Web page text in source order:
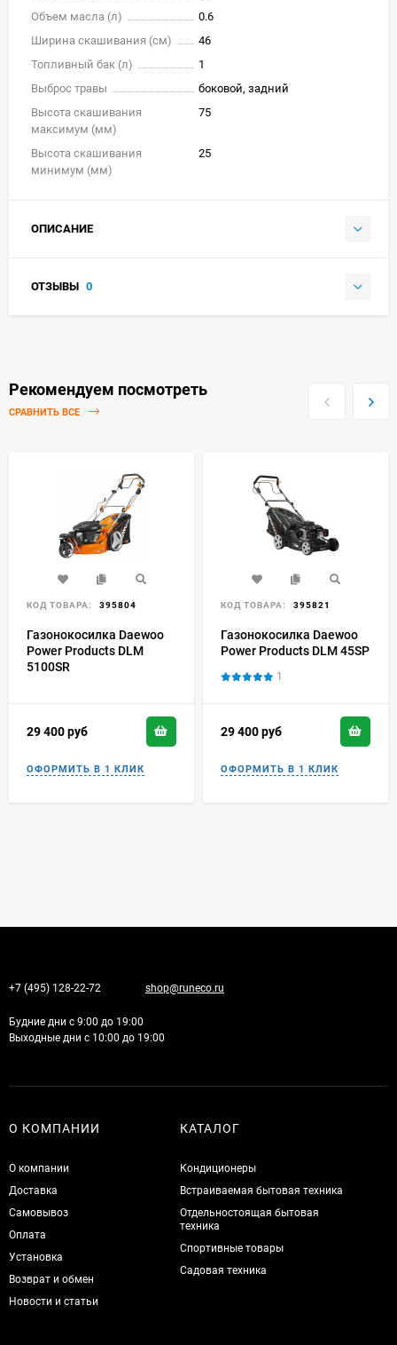
Объем масла (л)
0.6
Ширина скашивания (см)
46
Топливный бак (л)
1
Выброс травы
боковой, задний
Высота скашивания
максимум (мм)
75
Высота скашивания
минимум (мм)
25
ОПИСАНИЕ
ОТЗЫВЫ 0
Рекомендуем посмотреть
СРАВНИТЬ ВСЕ
КОД ТОВАРА: 395804
Газонокосилка Daewoo
Power Products DLM
5100SR
29 400руб
КОД ТОВАРА: 395821
Газонокосилка Daewoo
Power Products DLM 45SP
1
29 400руб
+7 (495) 128-22-72 shop@runeco.ru
Будние дни с 9:00 до 19:00
Выходные дни с 10:00 до 19:00
О КОМПАНИИ
О компании
Доставка
Самовывоз
Оплата
Установка
Возврат и обмен
Новости и статьи
КАТАЛОГ
Кондиционеры
Встраиваемая бытовая техника
Отдельностоящая бытовая
техника
Спортивные товары
Садовая техника